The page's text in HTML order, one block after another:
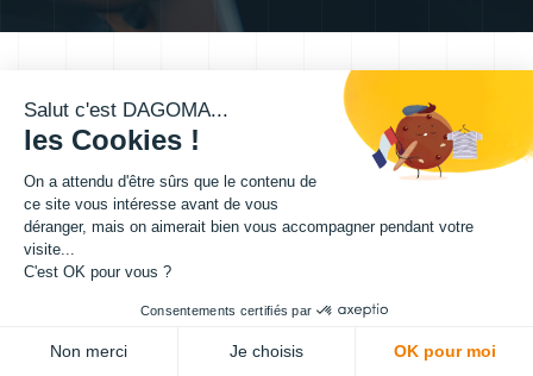
L'INGÉNIERIE AU SERVICE DE
VOTREPROTOTYPAGE 3D
Leprototypage rapide
cruciale de votre R&D. Chez DAGOMA, nous
transformons vos concepts théoriques en
Salut c'est DAGOMA...
les Cookies !
On a attendu d'être sûrs que le contenu de
ce site vous intéresse avant de vous
déranger, mais on aimerait bien vous accompagner pendant votre
visite...
C'est OK pour vous ?
Consentements certifiés par
Non merci Je choisis OK pour moi